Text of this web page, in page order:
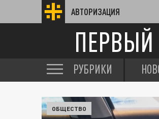
АВТОРИЗАЦИЯ
ПЕРВЫЙ
РУБРИКИ
ОБЩЕСТВО